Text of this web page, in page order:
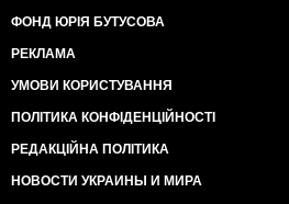
ФОНД ЮРІЯ БУТУСОВА
РЕКЛАМА
УМОВИ КОРИСТУВАННЯ
ПОЛІТИКА КОНФІДЕНЦІЙНОСТІ
РЕДАКЦІЙНА ПОЛІТИКА
НОВОСТИ УКРАИНЫ И МИРА